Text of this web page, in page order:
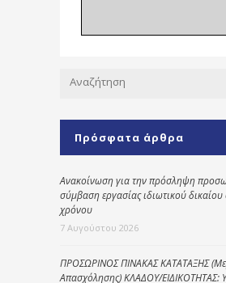
Πρόσφατα άρθρα
Ανακοίνωση για την πρόσληψη
σύμβαση εργασίας ιδιωτικού
χρόνου
7 Αυγούστου 2026
ΠΡΟΣΩΡΙΝΟΣ ΠΙΝΑΚΑΣ ΚΑΤΑΤΑΞΗΣ
Απασχόλησης) ΚΛΑΔΟΥ/ΕΙΔΙΚΟΤΗΤΑΣ: